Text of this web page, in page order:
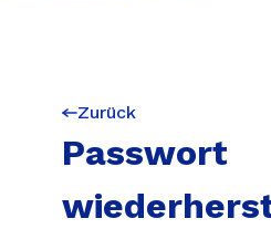
Zurück
Passwort